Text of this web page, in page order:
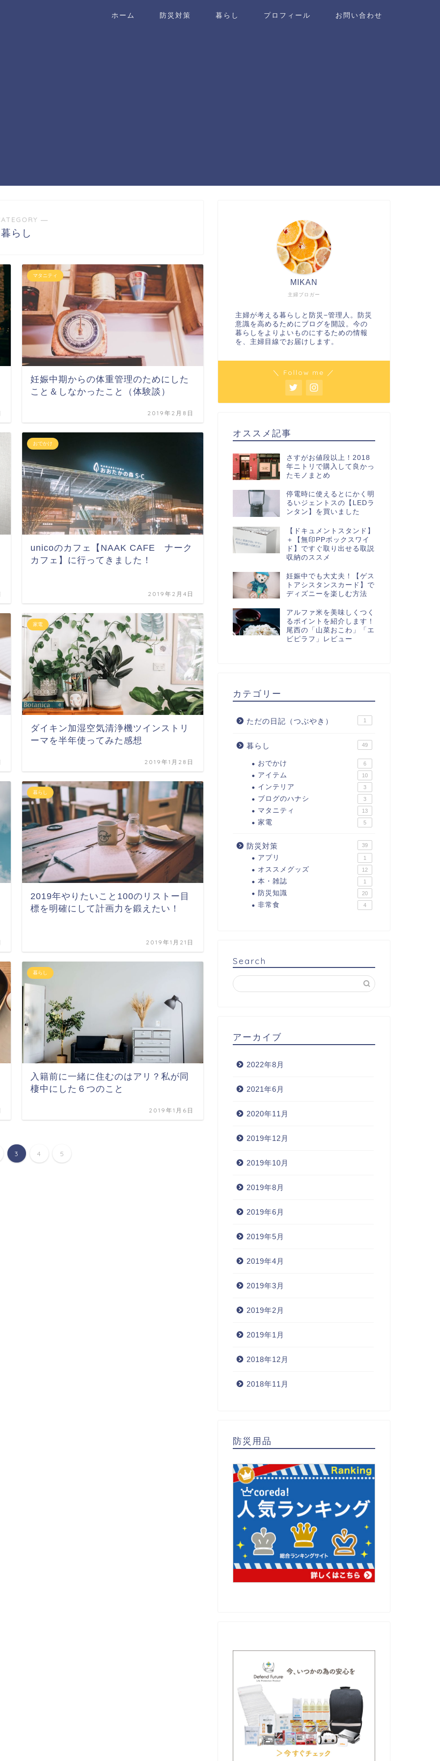
ホーム 防災対策 暮らし プロフィール お問い合わせ
―
暮らし
マタニティ
妊娠中期からの体重管理のためにした
こと＆しなかったこと（体験談）
2019年2月8日
おでかけ
unicoのカフェ【NAAK CAFE ナーク
カフェ】に行ってきました！
2019年2月4日
家電
ダイキン加湿空気清浄機ツインストリ
ーマを半年使ってみた感想
2019年1月28日
暮らし
2019年やりたいこと100のリストー目
標を明確にして計画力を鍛えたい！
2019年1月21日
暮らし
入籍前に一緒に住むのはアリ？私が同
棲中にした６つのこと
2019年1月6日
3 4 5
主婦ブロガー
MIKAN
主婦が考える暮らしと防災−管理人。防災
意識を高めるためにブログを開設。今の
暮らしをよりよいものにするための情報
を、主婦目線でお届けします。
＼ Follow me ／
オススメ記事
さすがお値段以上！2018
年ニトリで購入して良かっ
たモノまとめ
停電時に使えるとにかく明
るいジェントスの【LEDラ
ンタン】を買いました
【ドキュメントスタンド】
＋【無印PPボックスワイ
ド】ですぐ取り出せる取説
収納のススメ
妊娠中でも大丈夫！【ゲス
トアシスタンスカード】で
ディズニーを楽しむ方法
アルファ米を美味しくつく
るポイントを紹介します！
尾西の「山菜おこわ」「エ
ビピラフ」レビュー
カテゴリー
ただの日記（つぶやき） 1
暮らし 49
おでかけ 6
アイテム 10
インテリア 3
ブログのハナシ 3
マタニティ 13
家電 5
防災対策 39
アプリ 1
オススメグッズ 12
本・雑誌 1
防災知識 20
非常食 4
Search
アーカイブ
2022年8月
2021年6月
2020年11月
2019年12月
2019年10月
2019年8月
2019年6月
2019年5月
2019年4月
2019年3月
2019年2月
2019年1月
2018年12月
2018年11月
防災用品